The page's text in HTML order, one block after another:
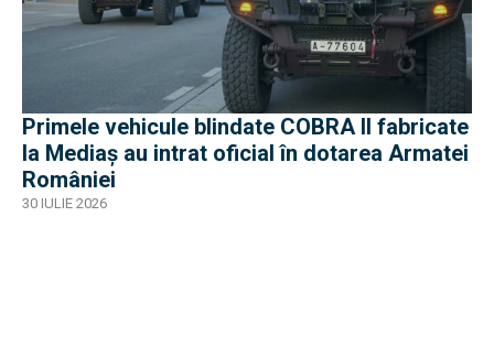
Primele vehicule blindate COBRA II fabricate
la Mediaș au intrat oficial în dotarea Armatei
României
30 IULIE 2026